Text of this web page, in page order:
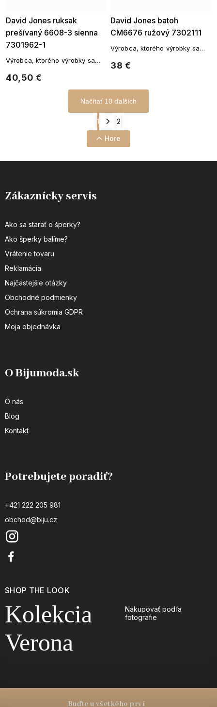
David Jones ruksak
prešívaný 6608-3 sienna
7301962-1
40,50 €
Výrobca, ktorého výrobky sa
vysokou kvalitou spracovania.
David Jones batoh
CM6676 ružový 7302111
38 €
Výrobca, ktorého výrobky sa
vysokou kvalitou spracovania.
Načítať 10 ďalších
1 2
Hore
Zákaznícky servis
Ako sa starať o šperky?
Ako šperky balíme?
Vrátenie tovaru
Reklamácia
Najčastejšie otázky
Obchodné podmienky
Ochrana súkromia GDPR
Moja objednávka
O Bijumoda.sk
O nás
Blog
Kontakt
Potrebujete poradiť?
+421 222 205 981
obchod@biju.cz
SHOP THE LOOK
Kolekcia
Verona
Nakupovať podľa
fotografie